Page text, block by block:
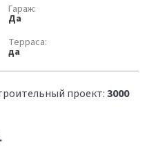
Гараж:
Да
Терраса:
да
проект:3000